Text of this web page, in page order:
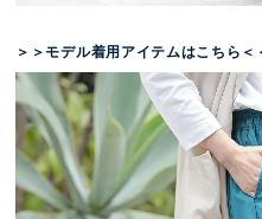
＞＞モデル着用アイテムはこちら＜